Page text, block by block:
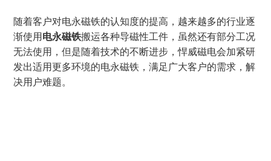
随着客户对电永磁铁的认知度的提高，越来越多的行业逐
渐使用 电永磁铁搬运各种导磁性工件，虽然还有部分工况
无法使用，但是随着技术的不断进步，悍威磁电会加紧研
发出适用更多环境的电永磁铁，满足广大客户的需求，解
决用户难题。